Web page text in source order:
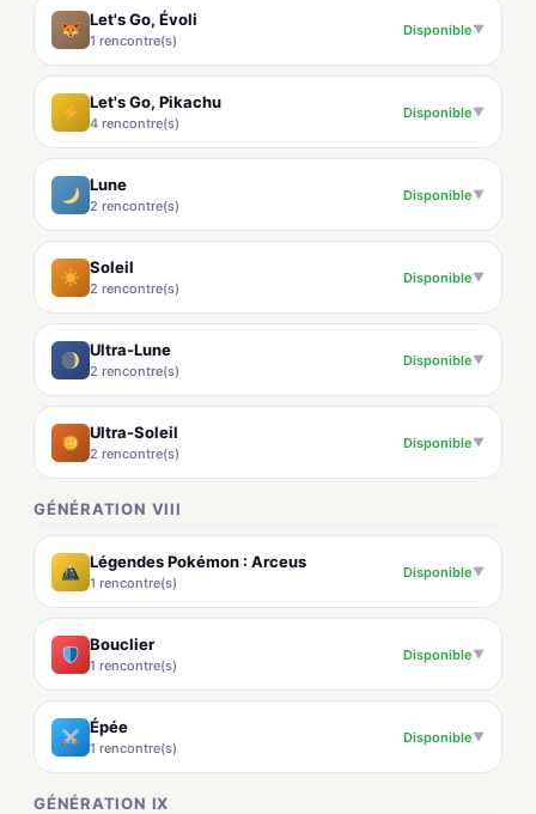
Let's Go, Évoli
1 rencontre(s)
Disponible▼
Let's Go, Pikachu
4 rencontre(s)
Disponible▼
Lune
2 rencontre(s)
Disponible▼
Soleil
2 rencontre(s)
Disponible▼
Ultra-Lune
2 rencontre(s)
Disponible▼
Ultra-Soleil
2 rencontre(s)
Disponible▼
GÉNÉRATION VIII
Légendes Pokémon : Arceus
1 rencontre(s)
Disponible▼
Bouclier
1 rencontre(s)
Disponible▼
Épée
1 rencontre(s)
Disponible▼
GÉNÉRATION IX